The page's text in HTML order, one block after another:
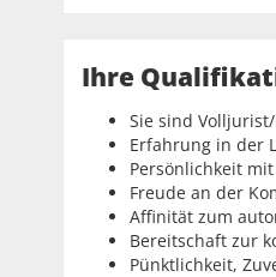
Ihre
Sie sind
Erfahrung in der
Persönlichkeit
Freude an der
Affinität zum
Bereitschaft zur
Pünktlichkeit,